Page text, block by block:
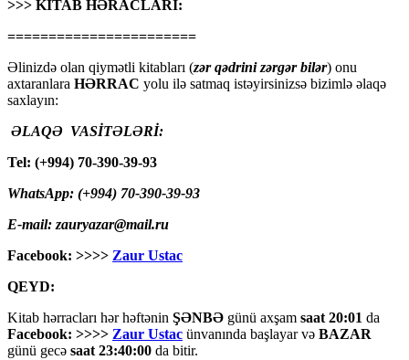
>>> KİTAB HƏRACLARI:
=======================
Əlinizdə olan qiymətli kitabları (zər qədrini zərgər bilər) onu
axtaranlara HƏRRAC yolu ilə satmaq istəyirsinizsə bizimlə əlaqə
saxlayın:
ƏLAQƏ VASİTƏLƏRİ:
Tel: (+994) 70-390-39-93
WhatsApp: (+994) 70-390-39-93
E-mail: zauryazar@mail.ru
Facebook: >>>> Zaur Ustac
QEYD:
Kitab hərracları hər həftənin ŞƏNBƏ günü axşam saat 20:01 da
Facebook: >>>> Zaur Ustac ünvanında başlayar və BAZAR
günü gecə saat 23:40:00 da bitir.